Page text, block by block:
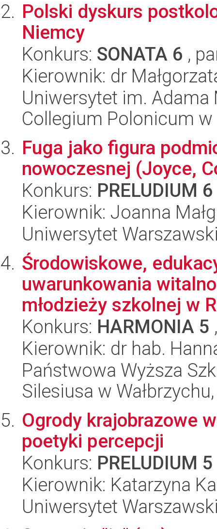
Polski dyskurs
Niemcy
Konkurs: SONATA 6 ,
Kierownik: dr
Uniwersytet im.
Collegium Polonicum w
Fuga jako figura
nowoczesnej (Joyce,
Konkurs: PRELUDIUM 6
Kierownik: Joanna
Uniwersytet
Środowiskowe,
uwarunkowania
młodzieży szkolnej w
Konkurs: HARMONIA 5
Kierownik: dr hab.
Państwowa Wyższa
Silesiusa w
Ogrody krajobrazowe
poetyki percepcji
Konkurs: PRELUDIUM 5
Kierownik: Katarzyna
Uniwersytet